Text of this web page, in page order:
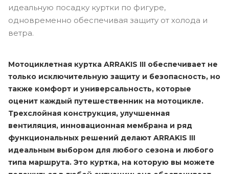
идеальную посадку куртки по фигуре,
одновременно обеспечивая защиту от холода и
ветра.
Мотоциклетная куртка ARRAKIS III обеспечивает не
только исключительную защиту и безопасность, но
также комфорт и универсальность, которые
оценит каждый путешественник на мотоцикле.
Трехслойная конструкция, улучшенная
вентиляция, инновационная мембрана и ряд
функциональных решений делают ARRAKIS III
идеальным выбором для любого сезона и любого
типа маршрута. Это куртка, на которую вы можете